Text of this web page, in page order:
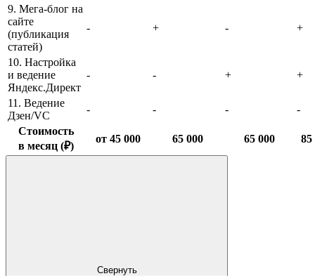
9. Мега-блог на
сайте
(публикация
статей)
- + - +
10. Настройка
и ведение
Яндекс.Директ
- - + +
11. Ведение
Дзен/VC
- - -
-
Стоимость
в месяц (₽)
от 45 000 65 000 65 000 85
Свернуть